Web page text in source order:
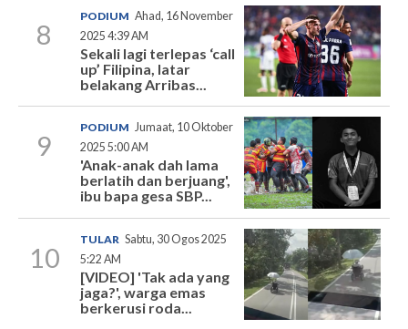
8
PODIUM Ahad, 16 November
2025 4:39 AM
Sekali lagi terlepas ‘call
up’ Filipina, latar
belakang Arribas...
9
PODIUM Jumaat, 10 Oktober
2025 5:00 AM
'Anak-anak dah lama
berlatih dan berjuang',
ibu bapa gesa SBP...
10
TULAR Sabtu, 30 Ogos 2025
5:22 AM
[VIDEO] 'Tak ada yang
jaga?', warga emas
berkerusi roda...